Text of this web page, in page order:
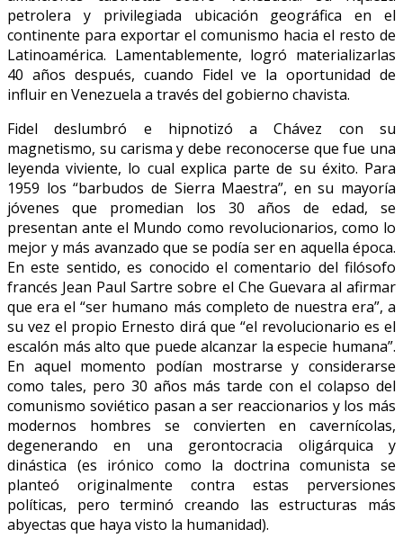
petrolera y privilegiada ubicación geográfica en el
continente para exportar el comunismo hacia el resto de
Latinoamérica. Lamentablemente, logró materializarlas
40 años después, cuando Fidel ve la oportunidad de
influir en Venezuela a través del gobierno chavista.
Fidel deslumbró e hipnotizó a Chávez con su
magnetismo, su carisma y debe reconocerse que fue una
leyenda viviente, lo cual explica parte de su éxito. Para
1959 los “barbudos de Sierra Maestra”, en su mayoría
jóvenes que promedian los 30 años de edad, se
presentan ante el Mundo como revolucionarios, como lo
mejor y más avanzado que se podía ser en aquella época.
En este sentido, es conocido el comentario del filósofo
francés Jean Paul Sartre sobre el Che Guevara al afirmar
que era el “ser humano más completo de nuestra era”, a
su vez el propio Ernesto dirá que “el revolucionario es el
escalón más alto que puede alcanzar la especie humana”.
En aquel momento podían mostrarse y considerarse
como tales, pero 30 años más tarde con el colapso del
comunismo soviético pasan a ser reaccionarios y los más
modernos hombres se convierten en cavernícolas,
degenerando en una gerontocracia oligárquica y
dinástica (es irónico como la doctrina comunista se
planteó originalmente contra estas perversiones
políticas, pero terminó creando las estructuras más
abyectas que haya visto la humanidad).